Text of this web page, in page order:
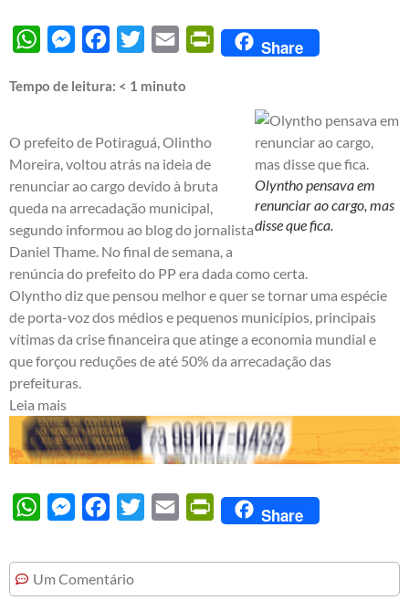
WhatsAppMessengerFacebook
Twitter Email PrintFriendly
Share
Tempo de leitura: < 1 minuto
Olyntho pensava em
renunciar ao cargo, mas
disse que fica.
O prefeito de Potiraguá, Olintho
Moreira, voltou atrás na ideia de
renunciar ao cargo devido à bruta
queda na arrecadação municipal,
segundo informou ao blog do jornalista
Daniel Thame . No final de semana, a
renúncia do prefeito do PP era dada como certa.
Olyntho diz que pensou melhor e quer se tornar uma espécie
de porta-voz dos médios e pequenos municípios, principais
vítimas da crise financeira que atinge a economia mundial e
que forçou reduções de até 50% da arrecadação das
prefeituras.
Leia mais
WhatsAppMessengerFacebook
Twitter Email PrintFriendly
Share
Um Comentário